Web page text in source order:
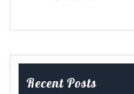
Recent Posts